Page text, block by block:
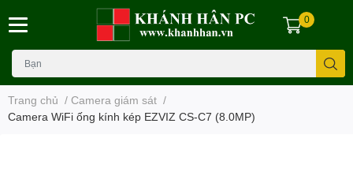
0
Trang chủ / Camera giám sát /
Camera WiFi ống kính kép EZVIZ CS-C7 (8.0MP)